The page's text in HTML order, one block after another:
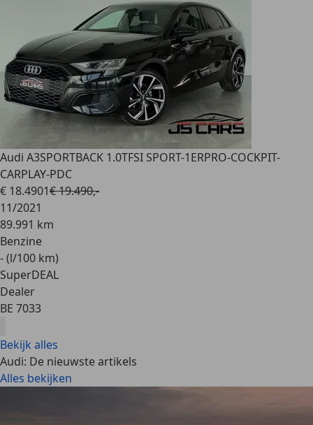
Audi A3SPORTBACK 1.0TFSI SPORT-1ERPRO-COCKPIT-
CARPLAY-PDC
€ 18.4901€ 19.490,-
11/2021
89.991 km
Benzine
- (l/100 km)
SuperDEAL
Dealer
BE 7033
Bekijk alles
Audi: De nieuwste artikels
Alles bekijken